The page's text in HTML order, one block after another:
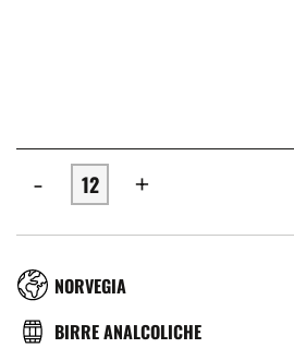
- +
RÉGION
NORVEGIA
TYPE
BIRRE ANALCOLICHE